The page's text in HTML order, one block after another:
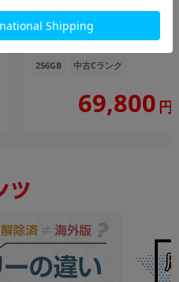
シーブルー
【RAM12GB/ROM256GB
au版SIMフリー】
256GB 中古Cランク
69,800 円